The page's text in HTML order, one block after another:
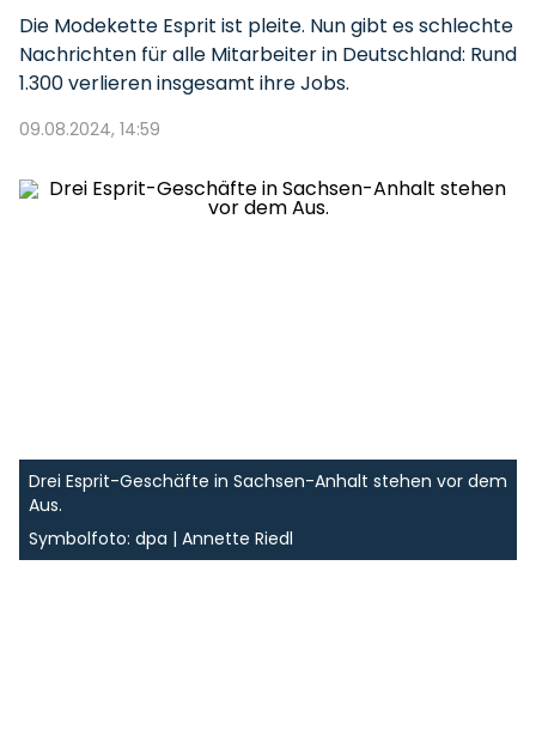
Die Modekette Esprit ist pleite. Nun gibt es schlechte
Nachrichten für alle Mitarbeiter in Deutschland: Rund
1.300 verlieren insgesamt ihre Jobs.
09.08.2024, 14:59
Drei Esprit-Geschäfte in Sachsen-Anhalt stehen vor dem
Aus.
Symbolfoto: dpa | Annette Riedl